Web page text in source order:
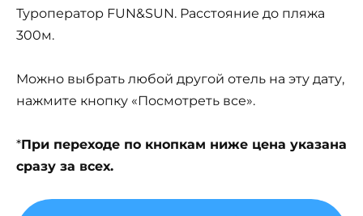
Туроператор FUN&SUN. Расстояние до пляжа
300м.
Можно выбрать любой другой отель на эту дату,
нажмите кнопку «Посмотреть все».
*При переходе по кнопкам ниже цена указана
сразу за всех.